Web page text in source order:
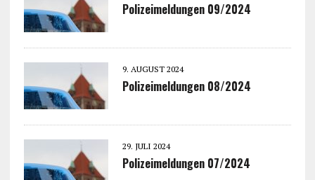
Polizeimeldungen 09/2024
9. AUGUST 2024
Polizeimeldungen 08/2024
29. JULI 2024
Polizeimeldungen 07/2024